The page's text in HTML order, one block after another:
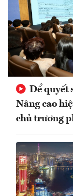
Để quyết
Nâng cao
chủ trương